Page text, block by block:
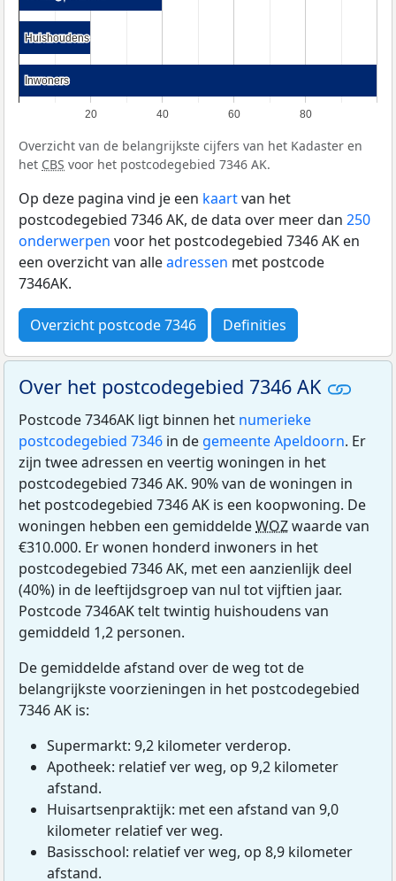
20 40 60 80
Huishoudens
Huishoudens
Inwoners
Inwoners
Overzicht van de belangrijkste cijfers van het Kadaster en
het CBS voor het postcodegebied 7346 AK.
Op deze pagina vind je een kaartvan het
postcodegebied 7346 AK, de data over meer dan 250
onderwerpen voor het postcodegebied 7346 AK en
een overzicht van alleadressen met postcode
7346AK.
Overzicht postcode 7346 Definities
Over het postcodegebied 7346 AK
Postcode 7346AK ligt binnen het numerieke
postcodegebied 7346 in de gemeente Apeldoorn. Er
zijn twee adressen en veertig woningen in het
postcodegebied 7346 AK. 90% van de woningen in
het postcodegebied 7346 AK is een koopwoning. De
woningen hebben een gemiddeldeWOZwaarde van
€310.000. Er wonen honderd inwoners in het
postcodegebied 7346 AK, met een aanzienlijk deel
(40%) in de leeftijdsgroep van nul tot vijftien jaar.
Postcode 7346AK telt twintig huishoudens van
gemiddeld 1,2 personen.
De gemiddelde afstand over de weg tot de
belangrijkste voorzieningen in het postcodegebied
7346 AK is:
Supermarkt: 9,2 kilometer verderop.
Apotheek: relatief ver weg, op 9,2 kilometer
afstand.
Huisartsenpraktijk: met een afstand van 9,0
kilometer relatief ver weg.
Basisschool: relatief ver weg, op 8,9 kilometer
afstand.